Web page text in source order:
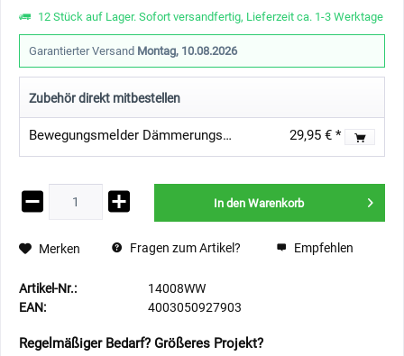
12 Stück auf Lager. Sofort versandfertig, Lieferzeit ca. 1-3 Werktage
Garantierter Versand Montag, 10.08.2026
Zubehör direkt mitbestellen
Bewegungsmelder Dämmerungssensor Aussen IP65 230VAC 29,95 € *
In den Warenkorb
Merken Fragen zum Artikel? Empfehlen
Artikel-Nr.:
14008WW
EAN:
4003050927903
Regelmäßiger Bedarf? Größeres Projekt?